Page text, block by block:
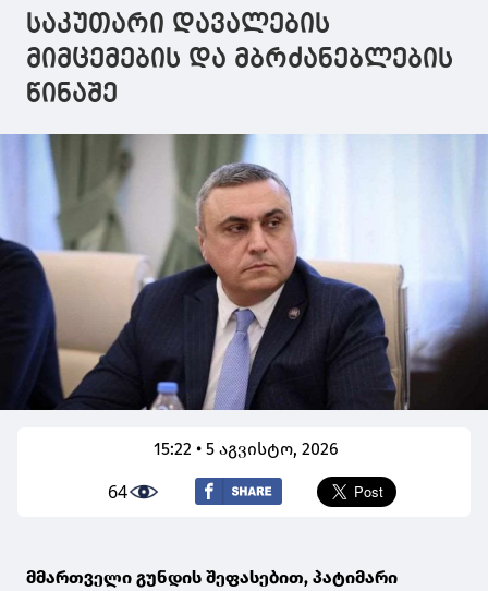
საკუთარი დავალების
მიმცემების და მბრძანებლების
წინაშე
15:22 • 5 აგვისტო, 2026
64
მმართველი გუნდის შეფასებით, პატიმარი